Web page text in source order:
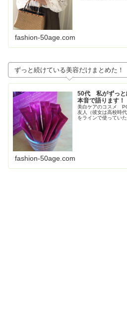
fashion-50age.com
ずっと続けている美容だけまとめた！
50代 私がずっと
本音で語ります！
美白ケアのコスメ
友人（彼女は高校時
をラインで使ってい
fashion-50age.com